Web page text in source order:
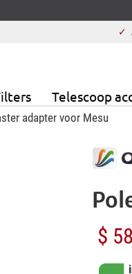
✓
Telescoop
adapter voor Mesu
$